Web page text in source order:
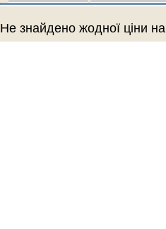
Не знайдено жодної ціни